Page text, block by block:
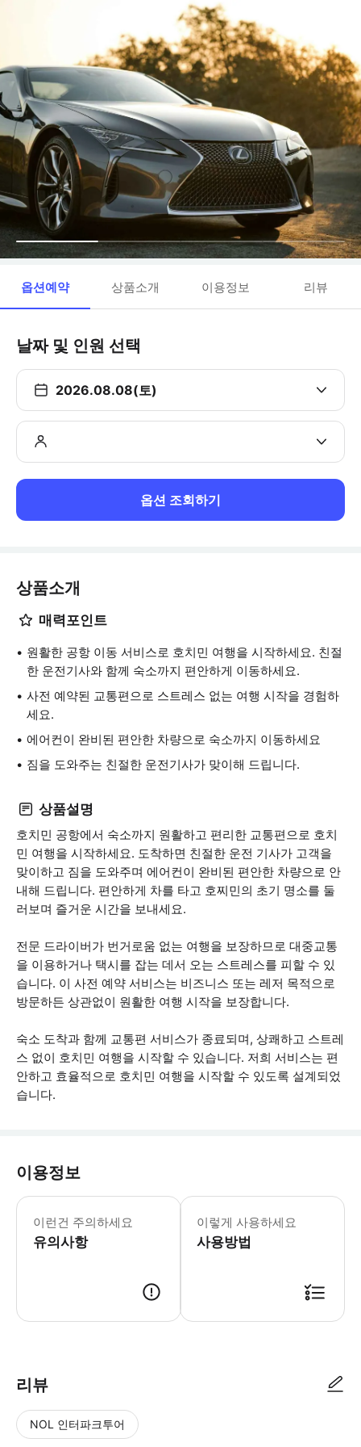
옵션예약 상품소개 이용정보 리뷰
날짜 및 인원 선택
2026.08.08(토)
옵션 조회하기
상품소개
매력포인트
원활한 공항 이동 서비스로 호치민 여행을 시작하세요. 친절
한 운전기사와 함께 숙소까지 편안하게 이동하세요.
사전 예약된 교통편으로 스트레스 없는 여행 시작을 경험하
세요.
에어컨이 완비된 편안한 차량으로 숙소까지 이동하세요
짐을 도와주는 친절한 운전기사가 맞이해 드립니다.
상품설명
호치민 공항에서 숙소까지 원활하고 편리한 교통편으로 호치
민 여행을 시작하세요. 도착하면 친절한 운전 기사가 고객을
맞이하고 짐을 도와주며 에어컨이 완비된 편안한 차량으로 안
내해 드립니다. 편안하게 차를 타고 호찌민의 초기 명소를 둘
러보며 즐거운 시간을 보내세요.
전문 드라이버가 번거로움 없는 여행을 보장하므로 대중교통
을 이용하거나 택시를 잡는 데서 오는 스트레스를 피할 수 있
습니다. 이 사전 예약 서비스는 비즈니스 또는 레저 목적으로
방문하든 상관없이 원활한 여행 시작을 보장합니다.
숙소 도착과 함께 교통편 서비스가 종료되며, 상쾌하고 스트레
스 없이 호치민 여행을 시작할 수 있습니다. 저희 서비스는 편
안하고 효율적으로 호치민 여행을 시작할 수 있도록 설계되었
습니다.
이용정보
이런건 주의하세요
유의사항
예약 시 항공편 정보를 알려주세요.
이렇게 사용하세요
사용방법
리뷰
NOL 인터파크투어